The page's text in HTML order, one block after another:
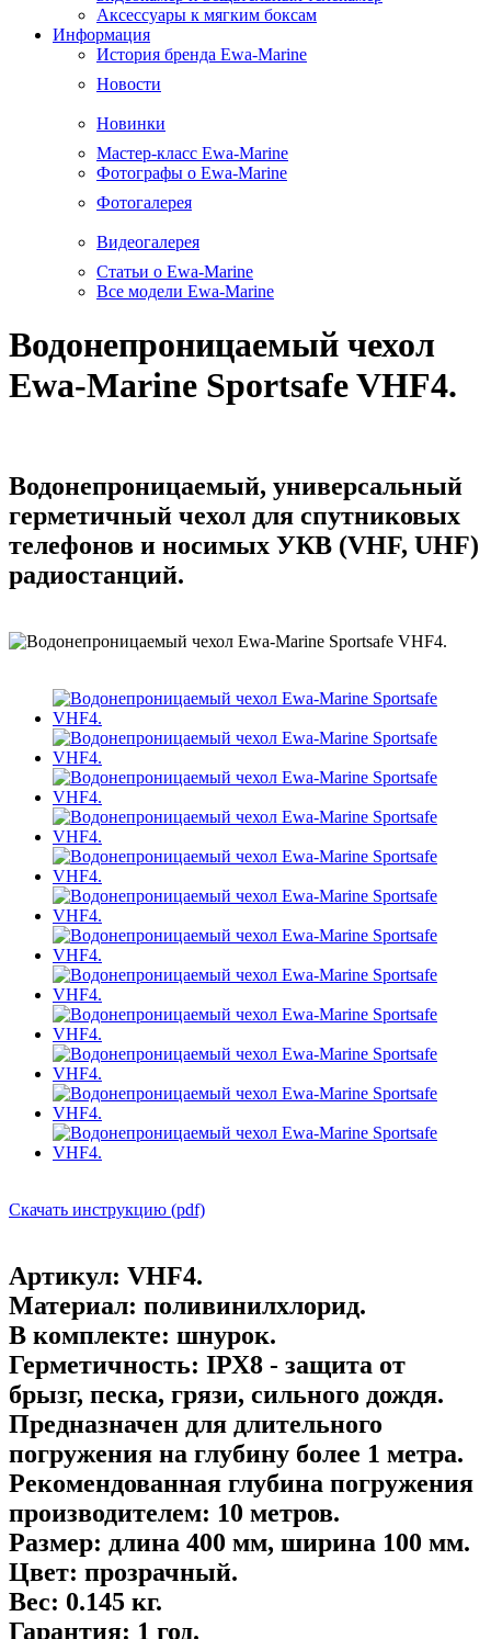
Аксессуары к мягким боксам
Информация
История бренда Ewa-Marine
Новости
Новинки
Мастер-класс Ewa-Marine
Фотографы о Ewa-Marine
Фотогалерея
Видеогалерея
Статьи о Ewa-Marine
Все модели Ewa-Marine
Водонепроницаемый чехол
Ewa-Marine Sportsafe VHF4.
Водонепроницаемый, универсальный
герметичный чехол для спутниковых
телефонов и носимых УКВ (VHF, UHF)
радиостанций.
Скачать инструкцию (pdf)
Артикул: VHF4.
Материал: поливинилхлорид.
В комплекте: шнурок.
Герметичность: IРХ8 - защита от
брызг, песка, грязи, сильного дождя.
Предназначен для длительного
погружения на глубину более 1 метра.
Рекомендованная глубина погружения
производителем: 10 метров.
Размер: длина 400 мм, ширина 100 мм.
Цвет: прозрачный.
Вес: 0.145 кг.
Гарантия: 1 год.